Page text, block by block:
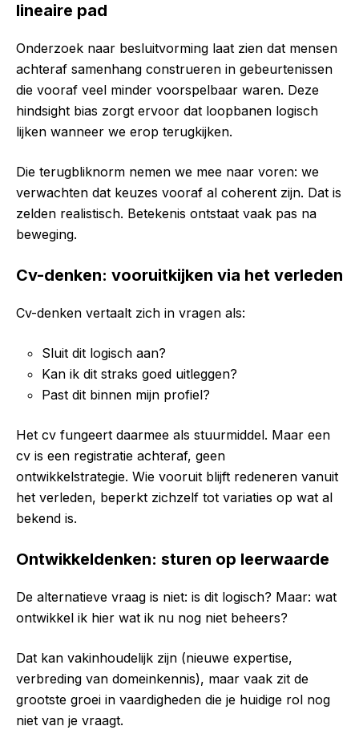
lineaire pad
Onderzoek naar besluitvorming laat zien dat mensen
achteraf samenhang construeren in gebeurtenissen
die vooraf veel minder voorspelbaar waren. Deze
hindsight bias zorgt ervoor dat loopbanen logisch
lijken wanneer we erop terugkijken.
Die terugbliknorm nemen we mee naar voren: we
verwachten dat keuzes vooraf al coherent zijn. Dat is
zelden realistisch. Betekenis ontstaat vaak pas na
beweging.
Cv-denken: vooruitkijken via het verleden
Cv-denken vertaalt zich in vragen als:
Sluit dit logisch aan?
Kan ik dit straks goed uitleggen?
Past dit binnen mijn profiel?
Het cv fungeert daarmee als stuurmiddel. Maar een
cv is een registratie achteraf, geen
ontwikkelstrategie. Wie vooruit blijft redeneren vanuit
het verleden, beperkt zichzelf tot variaties op wat al
bekend is.
Ontwikkeldenken: sturen op leerwaarde
De alternatieve vraag is niet: is dit logisch? Maar: wat
ontwikkel ik hier wat ik nu nog niet beheers?
Dat kan vakinhoudelijk zijn (nieuwe expertise,
verbreding van domeinkennis), maar vaak zit de
grootste groei in vaardigheden die je huidige rol nog
niet van je vraagt.